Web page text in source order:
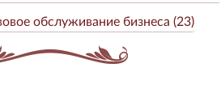
обслуживание бизнеса (23)